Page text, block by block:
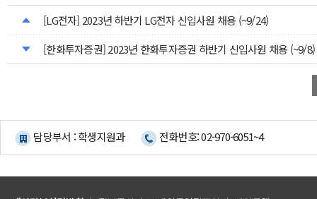
[LG전자] 2023년 하반기 LG전자 신입사원 채용 (~9/24)
[한화투자증권] 2023년 한화투자증권 하반기 신입사원 채용 (~9/8)
담당부서 : 학생지원과 전화번호: 02-970-6051~4